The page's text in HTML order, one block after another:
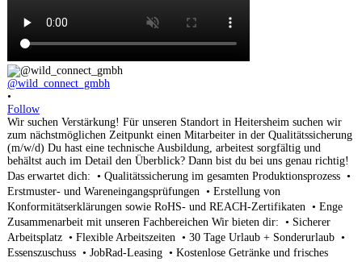
@wild_connect_gmbh
•
Follow
Wir suchen Verstärkung! Für unseren Standort in Heitersheim suchen wir
zum nächstmöglichen Zeitpunkt einen Mitarbeiter in der Qualitätssicherung
(m/w/d) Du hast eine technische Ausbildung, arbeitest sorgfältig und
behältst auch im Detail den Überblick? Dann bist du bei uns genau richtig!
Das erwartet dich: • Qualitätssicherung im gesamten Produktionsprozess •
Erstmuster- und Wareneingangsprüfungen • Erstellung von
Konformitätserklärungen sowie RoHS- und REACH-Zertifikaten • Enge
Zusammenarbeit mit unseren Fachbereichen Wir bieten dir: • Sicherer
Arbeitsplatz • Flexible Arbeitszeiten • 30 Tage Urlaub + Sonderurlaub •
Essenszuschuss • JobRad-Leasing • Kostenlose Getränke und frisches